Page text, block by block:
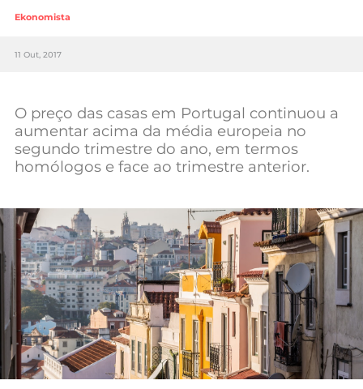
Sociedade
Tecnologia
Negócios
Mundial 2026
Ekonomista
11 Out, 2017
O preço das casas em Portugal continuou a
aumentar acima da média europeia no
segundo trimestre do ano, em termos
homólogos e face ao trimestre anterior.